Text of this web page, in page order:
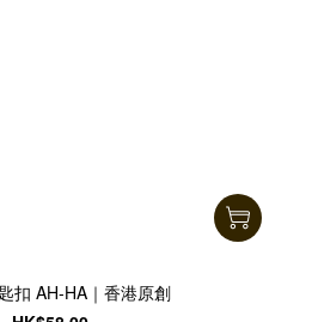
扣 AH-HA｜香港原創